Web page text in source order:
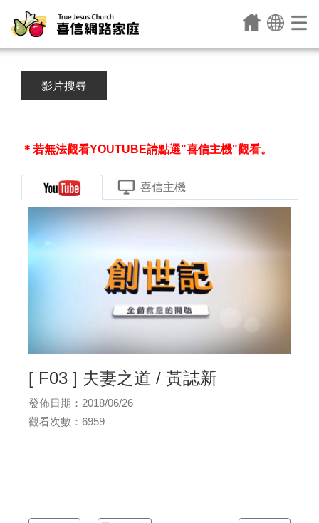
影片搜尋
＊若無法觀看YOUTUBE請點選"喜信主機"觀看。
喜信主機
[ F03 ] 夫妻之道 / 黃誌新
發佈日期：2018/06/26
觀看次數：6959